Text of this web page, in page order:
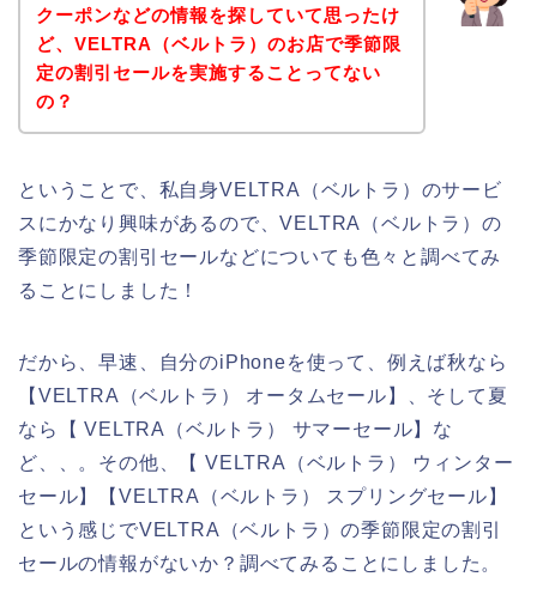
クーポンなどの情報を探していて思ったけ
ど、VELTRA（ベルトラ）のお店で季節限
定の割引セールを実施することってない
の？
ということで、私自身VELTRA（ベルトラ）のサービ
スにかなり興味があるので、VELTRA（ベルトラ）の
季節限定の割引セールなどについても色々と調べてみ
ることにしました！
だから、早速、自分のiPhoneを使って、例えば秋なら
【VELTRA（ベルトラ） オータムセール】、そして夏
なら【 VELTRA（ベルトラ） サマーセール】な
ど、、。その他、【 VELTRA（ベルトラ） ウィンター
セール】【VELTRA（ベルトラ） スプリングセール】
という感じでVELTRA（ベルトラ）の季節限定の割引
セールの情報がないか？調べてみることにしました。